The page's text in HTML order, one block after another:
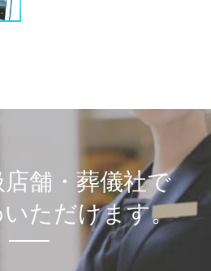
舗・葬儀社で
ただけます。